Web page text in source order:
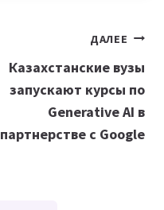
ДАЛЕЕ
Казахстанские вузы
запускают курсы по
Generative AI в
партнерстве с Google